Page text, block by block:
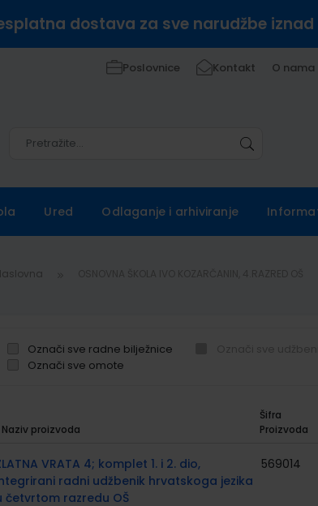
dostava za sve narudžbe
Poslovnice Kontakt O nama
Ured Odlaganje i arhiviranje
Označi sve radne bilježnice
Označi sve omote
Naziv proizvoda
Šifra
Proizvoda
VRATA 4; komplet 1. i 2. dio,
radni udžbenik hrvatskoga jezika
četvrtom razredu OŠ
569014